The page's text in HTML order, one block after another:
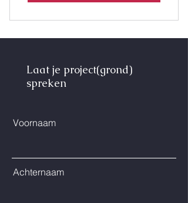
Laat je project(grond)
spreken
Voornaam
Achternaam